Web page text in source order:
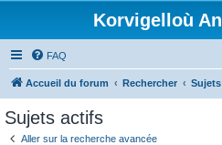
Korvigelloù
FAQ
Accueil du forum Rechercher
Sujets actifs
Aller sur la recherche avancée